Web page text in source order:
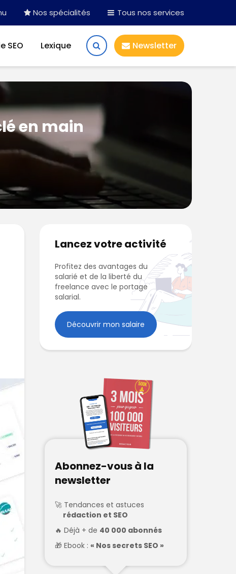
Nos spécialités Tous nos services
SEO Lexique Newsletter
en main
Lancez votre activité
Profitez des avantages du
salarié et de la liberté du
freelance avec le portage
salarial.
Découvrir mon salaire
Abonnez-vous à la
newsletter
Tendances et astuces
rédaction et SEO
Déjà + de 40 000 abonnés
Ebook : « Nos secrets SEO »